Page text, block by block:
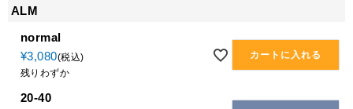
ALM
normal
¥3,080 税込
残りわずか
カートに入れる
20-40